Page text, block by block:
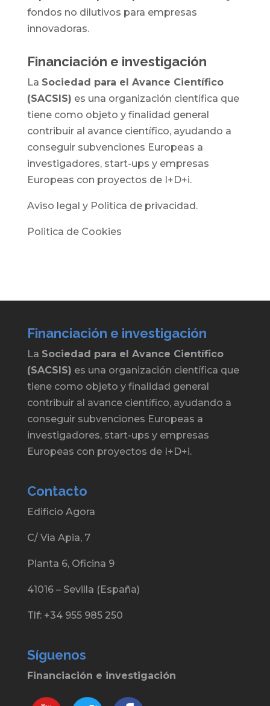
fondos no dilutivos para empresas
innovadoras.
Financiación e investigación
La Sociedad para el Avance Científico
(SACSIS) es una organización científica que
tiene como objeto y finalidad general
contribuir al avance científico, ayudando a
conseguir subvenciones Europeas a
investigadores, start-ups y empresas
Europeas con proyectos de I+D+i.
Aviso legal y Politica de privacidad.
Politica de Cookies
Financiación e investigación
La Sociedad para el Avance Científico
(SACSIS) es una organización científica que
tiene como objeto y finalidad general
contribuir al avance científico, ayudando a
conseguir subvenciones Europeas a
investigadores, start-ups y empresas
Europeas con proyectos de I+D+i.
Contacto
Edificio Agora
C/ Via Apia, 7
Planta 6, Oficina 9
41016 – Sevilla (España)
Tlf: +34 955 985 250
Síguenos
Financiación e investigación